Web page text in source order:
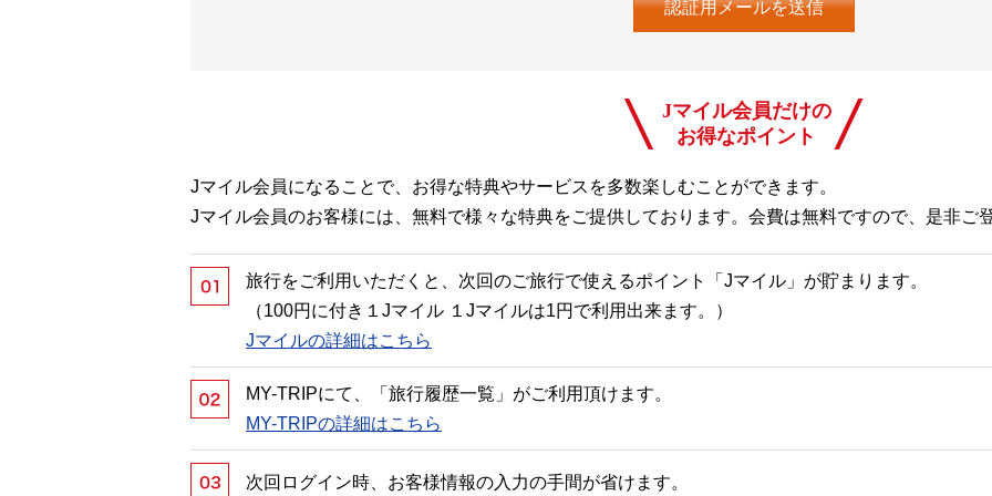
Jマイル会員だけの
お得なポイント
Jマイル会員になることで、お得な特典やサービスを多数楽しむことができます。
Jマイル会員のお客様には、無料で様々な特典をご提供しております。会費は無料ですので、是非ご
旅行をご利用いただくと、次回のご旅行で使えるポイント「Jマイル」が貯まります。
（100円に付き１Jマイル １Jマイルは1円で利用出来ます。）
Jマイルの詳細はこちら
MY-TRIPにて、「旅行履歴一覧」がご利用頂けます。
MY-TRIPの詳細はこちら
次回ログイン時、お客様情報の入力の手間が省けます。